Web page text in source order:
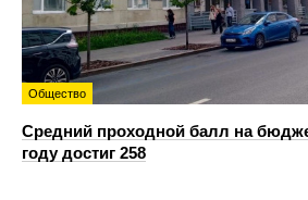
Общество
Средний проходной балл на
году достиг 258